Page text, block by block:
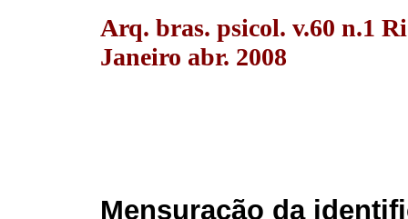
Arq. bras. psicol. v.60 n.1
Janeiro abr. 2008
Mensuração da